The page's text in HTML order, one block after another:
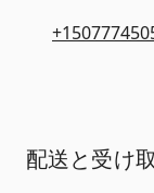
配送と受け